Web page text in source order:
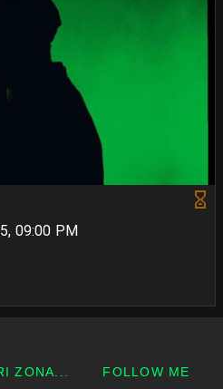
09:00 PM
ZONA... FOLLOW ME